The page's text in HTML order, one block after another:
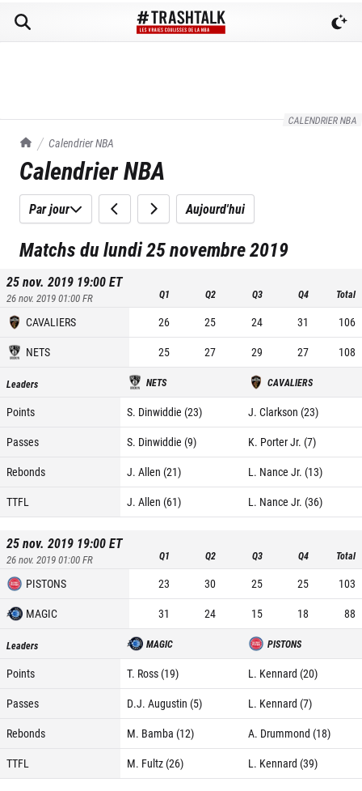
CALENDRIER NBA
TrashTalk Actu NBA
Calendrier NBA
Calendrier NBA
Par jour Aujourd'hui
Matchs du lundi 25 novembre 2019
25 nov. 2019 19:00ET
26 nov. 2019 01:00FR Q1 Q2 Q3 Q4 Total
CAVALIERS 26 25 24 31
106
NETS
25 27 29 27 108
Leaders NETS CAVALIERS
Points S. Dinwiddie (23)
J. Clarkson (23)
Passes
S. Dinwiddie (9)
K. Porter Jr. (7)
Rebonds
J. Allen (21)
L. Nance Jr. (13)
TTFL
J. Allen (61) L. Nance Jr. (36)
25 nov. 2019 19:00ET
26 nov. 2019 01:00FR Q1 Q2 Q3 Q4 Total
PISTONS 23 30 25 25
103
MAGIC
31 24 15 18 88
Leaders MAGIC PISTONS
Points T. Ross (19)
L. Kennard (20)
Passes
D.J. Augustin (5)
L. Kennard (7)
Rebonds
M. Bamba (12)
A. Drummond (18)
TTFL
M. Fultz (26) L. Kennard (39)